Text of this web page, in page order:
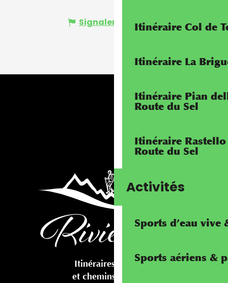
Itinéraire Col de
Itinéraire La
Itinéraire Pian
Route du Sel
Itinéraire
Route du Sel
Activités
Sports d’eau vive
Sports aériens &
Signaler une erreur
Itinéraires cyclables
et chemins pédestres